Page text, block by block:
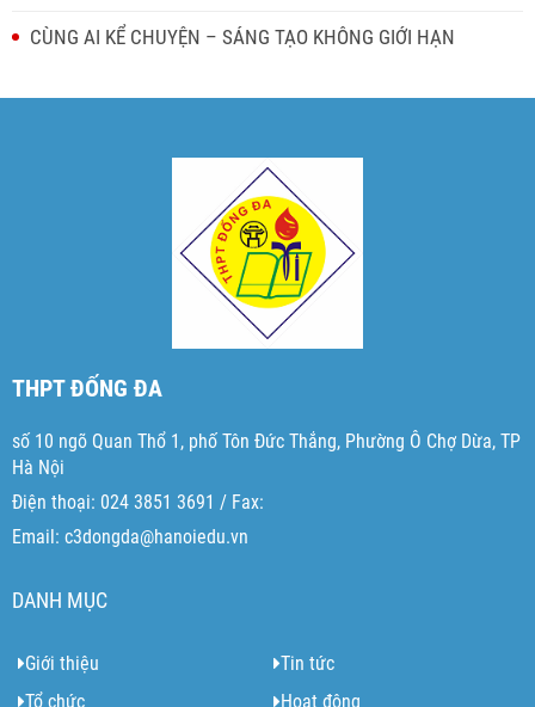
CÙNG AI KỂ CHUYỆN – SÁNG TẠO KHÔNG GIỚI HẠN
THPT ĐỐNG ĐA
số 10 ngõ Quan Thổ 1, phố Tôn Đức Thắng, Phường Ô Chợ Dừa, TP
Hà Nội
Điện thoại: 024 3851 3691 / Fax:
Email: c3dongda@hanoiedu.vn
DANH MỤC
Giới thiệu
Tin tức
Tổ chức
Hoạt động